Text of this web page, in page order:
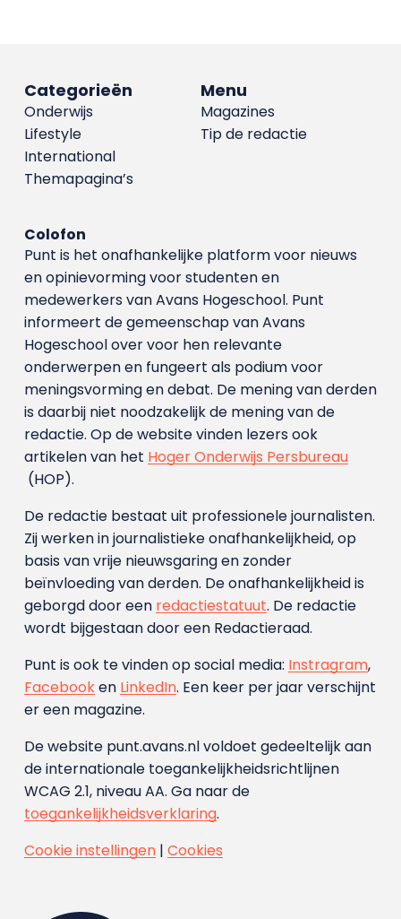
Menu
Magazines
Tip de redactie
Categorieën
Onderwijs
Lifestyle
International
Themapagina’s
Colofon
Punt is het onafhankelijke platform voor nieuws
en opinievorming voor studenten en
medewerkers van Avans Hoge­school. Punt
informeert de gemeenschap van Avans
Hogeschool over voor hen relevante
onderwerpen en fungeert als podium voor
meningsvorming en debat. De mening van derden
is daarbij niet noodzakelijk de mening van de
redactie. Op de website vinden lezers ook
artikelen van het Hoger Onderwijs Persbureau
(HOP).
De redactie bestaat uit professionele journalisten.
Zij werken in journalistieke onafhankelijkheid, op
basis van vrije nieuwsgaring en zonder
beïnvloeding van derden. De onafhankelijkheid is
geborgd door een redactiestatuut. De redactie
wordt bijgestaan door een Redactieraad.
Punt is ook te vinden op social media: Instragram,
Facebooken LinkedIn. Een keer per jaar verschijnt
er een magazine.
De website punt.avans.nl voldoet gedeeltelijk aan
de internationale toegankelijkheidsrichtlijnen
WCAG 2.1, niveau AA. Ga naar de
toegankelijkheidsverklaring.
Cookie instellingen| Cookies